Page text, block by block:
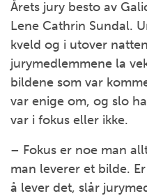
Årets jury besto av
Lene Cathrin Sundal.
kveld og i utover
jurymedlemmene la
bildene som var
var enige om, og slo
var i fokus eller ikke.
– Fokus er noe man
man leverer et bilde.
å lever det, slår